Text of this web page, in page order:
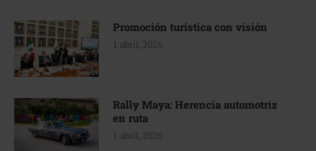
Promoción turística con visión
1 abril, 2026
Rally Maya: Herencia automotriz
en ruta
1 abril, 2026